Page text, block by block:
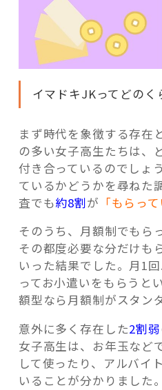
イマドキJKってどのく
まず時代を象徴する存在
の多い女子高生たちは、
付き合っているのでしょ
ているかどうかを尋ねた
査でも約8割が 「もらって
そのうち、月額制でもら
その都度必要な分だけも
いった結果でした。月1
ってお小遣いをもらうと
額型なら月額制がスタン
意外に多く存在した2割弱
女子高生は、お年玉など
して使ったり、アルバイ
いることが分かりました。